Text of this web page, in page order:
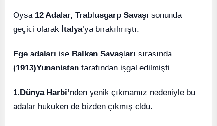
Oysa 12 Adalar, Trablusgarp Savaşı sonunda
geçici olarak İtalya’ya bırakılmıştı.
Ege adaları ise Balkan Savaşları sırasında
(1913)Yunanistan tarafından işgal edilmişti.
1.Dünya Harbi’nden yenik çıkmamız nedeniyle bu
adalar hukuken de bizden çıkmış oldu.